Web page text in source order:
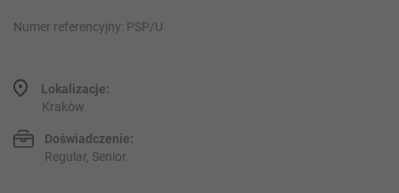
Numer referencyjny: PSP/U
Lokalizacje:
Kraków
Doświadczenie:
Regular, Senior